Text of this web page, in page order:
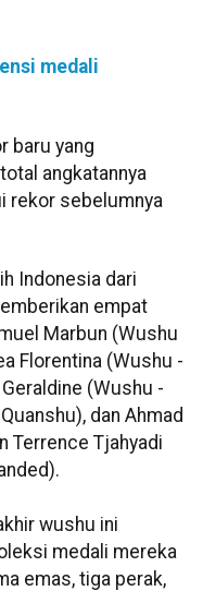
medali
baru yang
angkatannya
rekor sebelumnya
Indonesia dari
empat
Marbun (Wushu
Florentina (Wushu -
(Wushu -
dan Ahmad
Terrence Tjahyadi
wushu ini
medali mereka
emas, tiga perak,